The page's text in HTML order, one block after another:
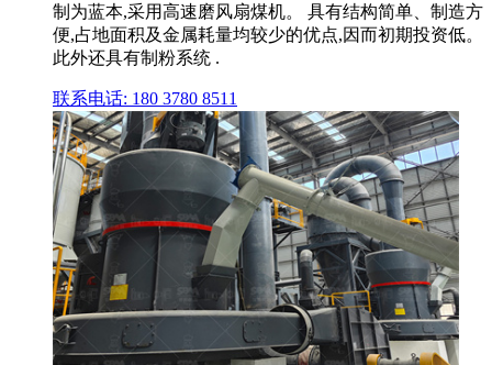
制为蓝本,采用高速磨风扇煤机。 具有结构简单、制造方
便,占地面积及金属耗量均较少的优点,因而初期投资低。
此外还具有制粉系统 .
联系电话: 180 3780 8511